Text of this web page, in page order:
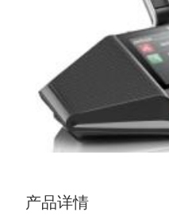
产品详情